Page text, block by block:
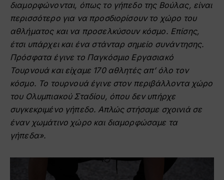
διαμορφώνονται, όπως το γήπεδο της Βούλας, είναι
περισσότερο για να προσδιορίσουν το χώρο του
αθλήματος και να προσελκύσουν κόσμο. Επίσης,
έτσι υπάρχει και ένα στάνταρ σημείο συνάντησης.
Πρόσφατα έγινε το Παγκόσμιο Εργασιακό
Τουρνουά και είχαμε 170 αθλητές απ’ όλο τον
κόσμο. Το τουρνουά έγινε στον περιβάλλοντα χώρο
του Ολυμπιακού Σταδίου, όπου δεν υπήρχε
συγκεκριμένο γήπεδο. Απλώς στήσαμε σχοινιά σε
έναν χωμάτινο χώρο και διαμορφώσαμε τα
γήπεδα».